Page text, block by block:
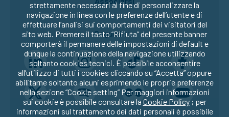
Seguici su:
strettamente necessari al fine di personalizzare la
navigazione in linea con le preferenze dell’utente e di
effettuare l’analisi sui comportamenti dei visitatori del
sito web. Premere il tasto “Rifiuta” del presente banner
comporterà il permanere delle impostazioni di default e
dunque la continuazione della navigazione utilizzando
soltanto cookies tecnici. È possibile acconsentire
all’utilizzo di tutti i cookies cliccando su “Accetta” oppure
abilitarne soltanto alcuni esprimendo le proprie preferenze
nella sezione “Cookie setting” Per maggiori informazioni
sui cookie è possibile consultare la Cookie Policy; per
informazioni sul trattamento dei dati personali è possibile